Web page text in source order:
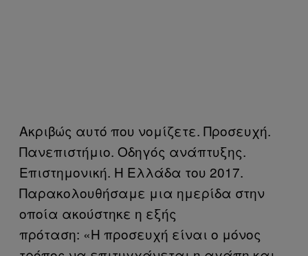
Ακριβώς αυτό που νομίζετε. Προσευχή.
Πανεπιστήμιο. Οδηγός ανάπτυξης.
Επιστημονική. Η Ελλάδα του 2017.
Παρακολουθήσαμε μια ημερίδα στην
οποία ακούστηκε η εξής
πρόταση: «Η προσευχή είναι ο μόνος